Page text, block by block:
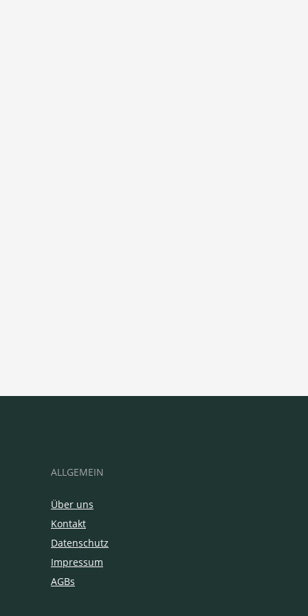
ALLGEMEIN
Über uns
Kontakt
Datenschutz
Impressum
AGBs